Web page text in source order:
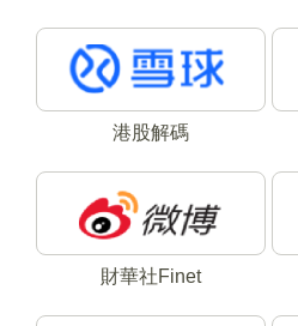
港股解碼
財華社Finet